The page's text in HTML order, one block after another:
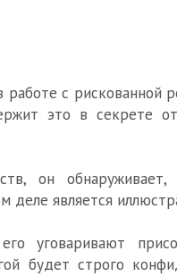
с рискованной
это в секрете
он
деле является
уговаривают
будет строго